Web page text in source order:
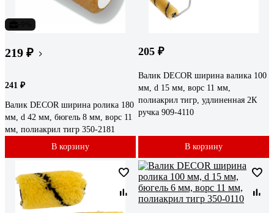
219 ₽
241 ₽
Валик DECOR ширина ролика 180
мм, d 42 мм, бюгель 8 мм, ворс 11
мм, полиакрил тигр 350-2181
В корзину
205 ₽
Валик DECOR ширина валика 100
мм, d 15 мм, ворс 11 мм,
полиакрил тигр, удлиненная 2К
ручка 909-4110
В корзину